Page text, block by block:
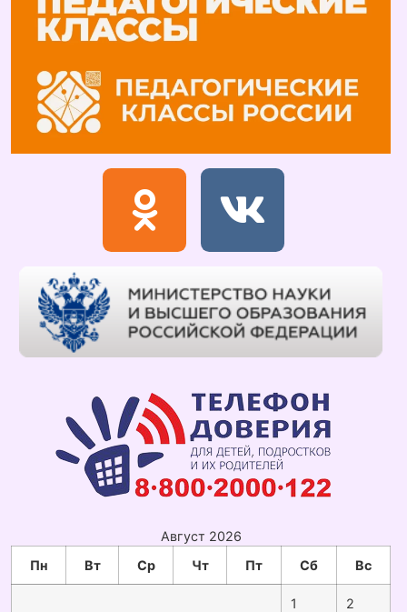
Август 2026
Пн
Вт Ср Чт Пт Сб Вс
1 2